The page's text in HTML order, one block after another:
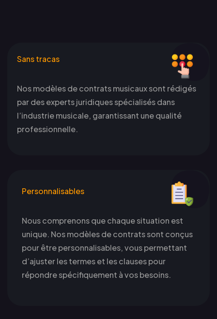
Sans tracas
Nos modèles de contrats musicaux sont rédigés
par des experts juridiques spécialisés dans
l’industrie musicale, garantissant une qualité
professionnelle.
Personnalisables
Nous comprenons que chaque situation est
unique. Nos modèles de contrats sont conçus
pour être personnalisables, vous permettant
d’ajuster les termes et les clauses pour
répondre spécifiquement à vos besoins.